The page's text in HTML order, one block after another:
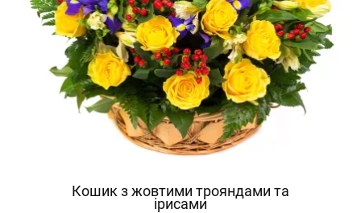
Кошик з жовтими трояндами та
ірисами